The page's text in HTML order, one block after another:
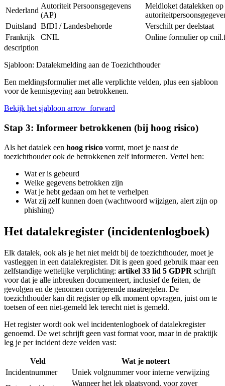
Nederland
Autoriteit Persoonsgegevens
(AP)
Meldloket datalekken op
Duitsland BfDI / Landesbehorde
Verschilt per deelstaat
Frankrijk
CNIL
Online formulier op
description
Sjabloon: Datalekmelding aan de Toezichthouder
Een meldingsformulier met alle verplichte velden, plus een sjabloon
voor de kennisgeving aan betrokkenen.
Bekijk het sjabloon arrow_forward
Stap 3: Informeer betrokkenen (bij hoog risico)
Als het datalek een hoog risico vormt, moet je naast de
toezichthouder ook de betrokkenen zelf informeren. Vertel hen:
Wat er is gebeurd
Welke gegevens betrokken zijn
Wat je hebt gedaan om het te verhelpen
Wat zij zelf kunnen doen (wachtwoord wijzigen, alert zijn op
phishing)
Het datalekregister (incidentenlogboek)
Elk datalek, ook als je het niet meldt bij de toezichthouder, moet je
vastleggen in een datalekregister. Dit is geen goed gebruik maar een
zelfstandige wettelijke verplichting: artikel 33 lid 5 GDPR schrijft
voor dat je alle inbreuken documenteert, inclusief de feiten, de
gevolgen en de genomen corrigerende maatregelen. De
toezichthouder kan dit register op elk moment opvragen, juist om te
toetsen of een niet-gemeld lek terecht niet is gemeld.
Het register wordt ook wel incidentenlogboek of datalekregister
genoemd. De wet schrijft geen vast format voor, maar in de praktijk
leg je per incident deze velden vast:
Veld
Wat je noteert
Incidentnummer
Uniek volgnummer voor interne verwijzing
Wanneer het lek plaatsvond, voor zover